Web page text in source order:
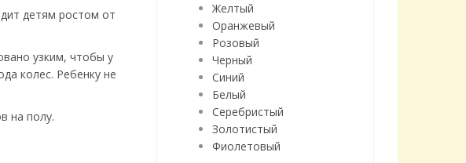
детям ростом от
узким, чтобы у
колес. Ребенку не
на полу.
Желтый
Оранжевый
Розовый
Черный
Синий
Белый
Серебристый
Золотистый
Фиолетовый